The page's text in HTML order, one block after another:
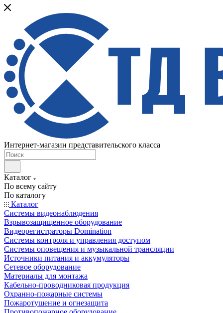
Интернет-магазин представительского класса
Каталог
По всему сайту
По каталогу
Каталог
Системы видеонаблюдения
Взрывозащищенное оборудование
Видеорегистраторы Domination
Системы контроля и управления доступом
Системы оповещения и музыкальной трансляции
Источники питания и аккумуляторы
Сетевое оборудование
Материалы для монтажа
Кабельно-проводниковая продукция
Охранно-пожарные системы
Пожаротушение и огнезащита